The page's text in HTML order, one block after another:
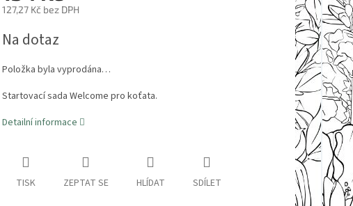
127,27 Kč bez DPH
cena:
Na dotaz
Položka byla vyprodána…
Startovací sada Welcome pro koťata.
Detailní informace
TISK ZEPTAT SE HLÍDAT SDÍLET